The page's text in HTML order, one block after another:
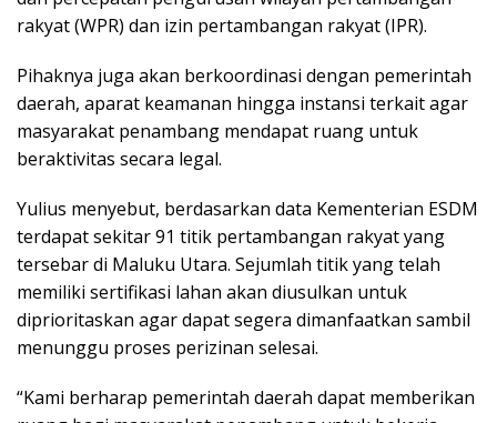
rakyat (WPR) dan izin pertambangan rakyat (IPR).
Pihaknya juga akan berkoordinasi dengan pemerintah
daerah, aparat keamanan hingga instansi terkait agar
masyarakat penambang mendapat ruang untuk
beraktivitas secara legal.
Yulius menyebut, berdasarkan data Kementerian ESDM
terdapat sekitar 91 titik pertambangan rakyat yang
tersebar di Maluku Utara. Sejumlah titik yang telah
memiliki sertifikasi lahan akan diusulkan untuk
diprioritaskan agar dapat segera dimanfaatkan sambil
menunggu proses perizinan selesai.
“Kami berharap pemerintah daerah dapat memberikan